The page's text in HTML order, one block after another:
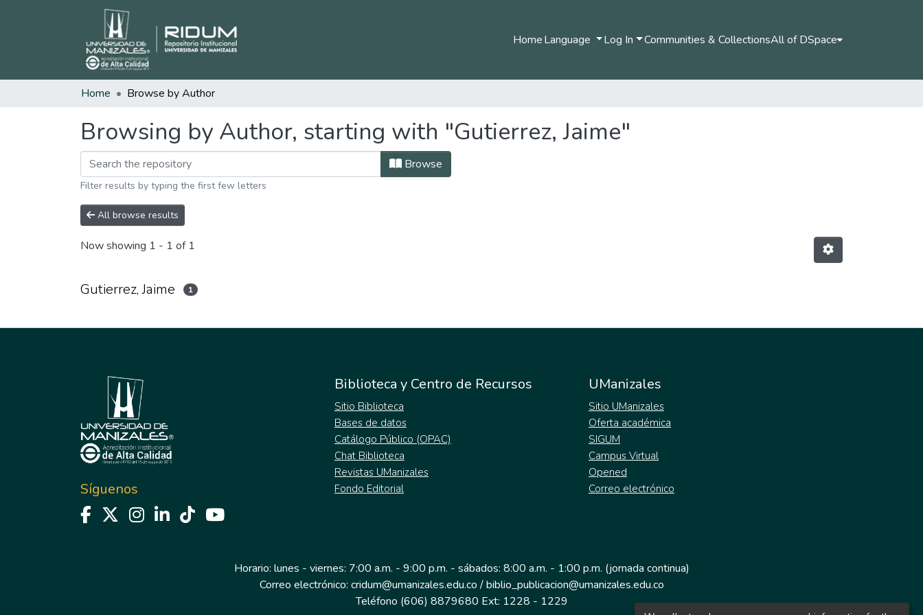
HomeLanguage Log In Communities & CollectionsAll of DSpace
Home Browse by Author
Browsing by Author, starting with "Gutierrez, Jaime"
Browse
Filter results by typing the first few letters
All browse results
Now showing 1 - 1 of 1
Gutierrez, Jaime 1
Síguenos
Biblioteca y Centro de Recursos
Sitio Biblioteca
Bases de datos
Catálogo Público (OPAC)
Chat Biblioteca
Revistas UManizales
Fondo Editorial
UManizales
Sitio UManizales
Oferta académica
SIGUM
Campus Virtual
Opened
Correo electrónico
Horario: lunes - viernes: 7:00 a.m. - 9:00 p.m. - sábados: 8:00 a.m. - 1:00 p.m. (jornada continua)
Correo electrónico: cridum@umanizales.edu.co / biblio_publicacion@umanizales.edu.co
Teléfono (606) 8879680 Ext: 1228 - 1229